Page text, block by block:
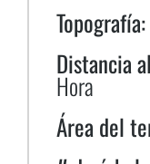
Topografía:
Distancia
Hora
Área del